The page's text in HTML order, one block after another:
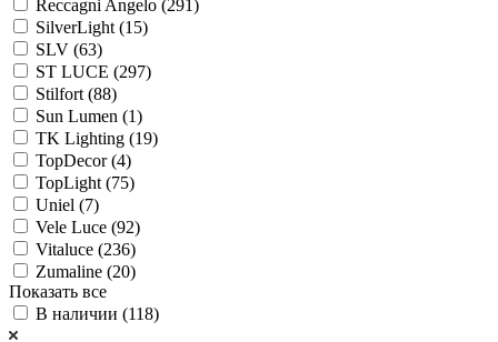
Reccagni Angelo (291)
SilverLight (15)
SLV (63)
ST LUCE (297)
Stilfort (88)
Sun Lumen (1)
TK Lighting (19)
TopDecor (4)
TopLight (75)
Uniel (7)
Vele Luce (92)
Vitaluce (236)
Zumaline (20)
Показать все
В наличии (118)